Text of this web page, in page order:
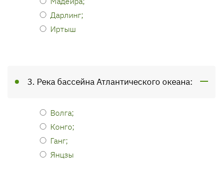
Дарлинг;
Иртыш
3. Река бассейна Атлантического океана:
Волга;
Конго;
Ганг;
Янцзы